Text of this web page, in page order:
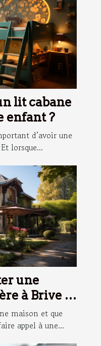
lit cabane
enfant ?
d’avoir une
lorsque...
une
à Brive la
de
maison et que
appel à une...